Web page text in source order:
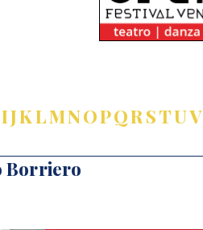
IJKLMNOPQRSTUV
Borriero